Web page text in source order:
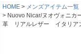
HOME
メンズアイテム一覧
Nuovo Nicar/ヌオヴォニ
革 リアルレザー イタリア